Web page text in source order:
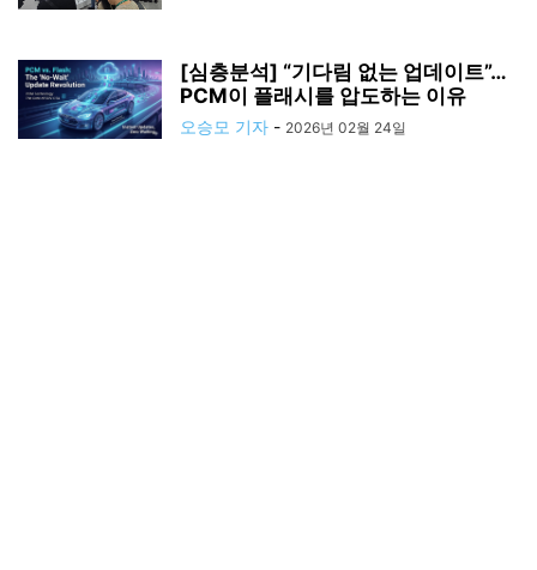
[심층분석] “기다림 없는 업데이트”…
PCM이 플래시를 압도하는 이유
오승모 기자 - 2026년 02월 24일